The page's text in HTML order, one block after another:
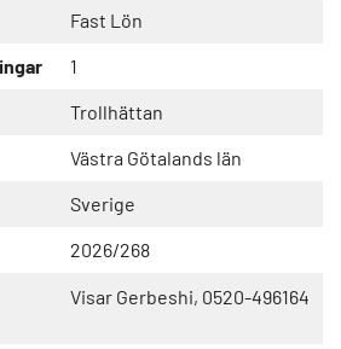
Fast Lön
1
Trollhättan
Västra Götalands län
Sverige
2026/268
Visar Gerbeshi, 0520-496164